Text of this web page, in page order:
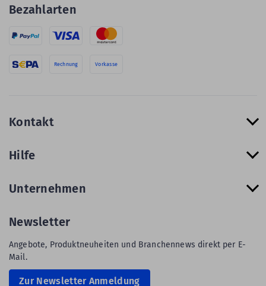
Bezahlarten
Rechnung Vorkasse
Kontakt
Hilfe
Unternehmen
Newsletter
Angebote, Produktneuheiten und Branchennews direkt per E-
Mail.
Zur Newsletter Anmeldung